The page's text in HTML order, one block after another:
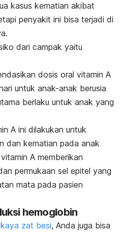
kasus kematian akibat
penyakit ini bisa terjadi di
dari campak yaitu
dosis oral vitamin A
untuk anak-anak berusia
berlaku untuk anak yang
A ini dilakukan untuk
dan kematian pada anak
A memberikan
permukaan sel epitel yang
mata pada pasien
hemoglobin
zat besi, Anda juga bisa